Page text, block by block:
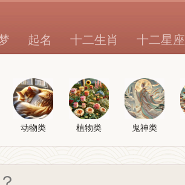
起名 十二生肖 十二星座
动物类 植物类 鬼神类